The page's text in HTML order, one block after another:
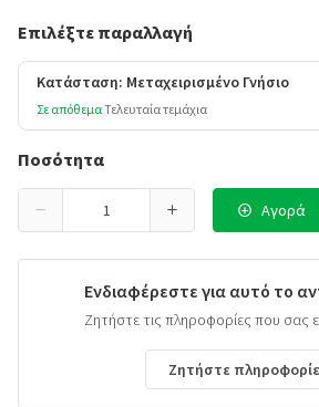
Επιλέξτε παραλλαγή
Κατάσταση: Μεταχειρισμένο Γνήσιο
Σε απόθεμαΤελευταία τεμάχια
Ποσότητα
Αγορά
Ενδιαφέρεστε για αυτό το
Ζητήστε τις πληροφορίες που σας
Ζητήστε